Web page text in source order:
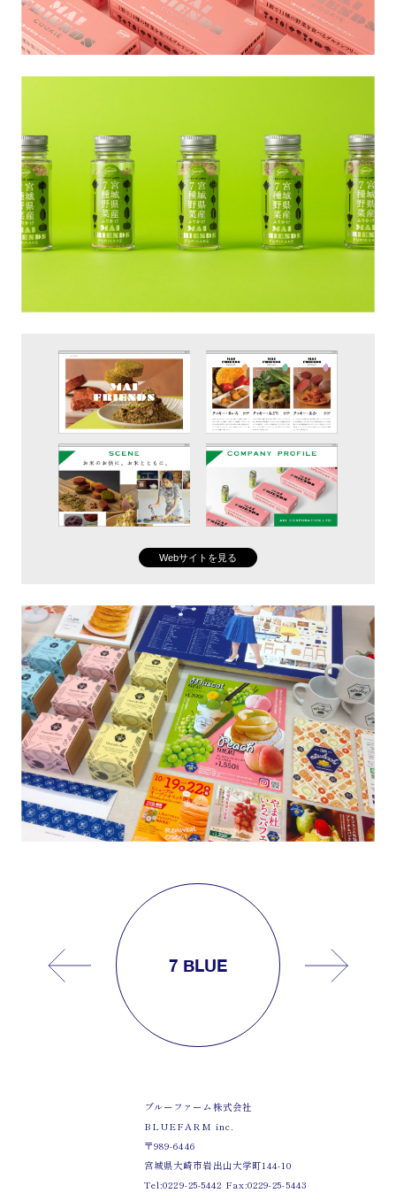
Webサイトを見る
7 BLUE
ブルーファーム株式会社
BLUEFARM inc.
〒989-6446
宮城県大崎市岩出山大学町144-10
Tel:0229-25-5442 Fax:0229-25-5443